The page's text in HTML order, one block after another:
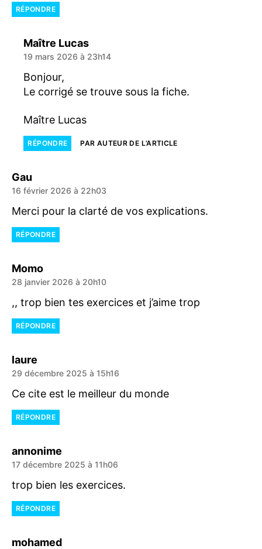
RÉPONDRE
Maître Lucasdit :
19 mars 2026 à 23h14
Bonjour,
Le corrigé se trouve sous la fiche.
Maître Lucas
RÉPONDRE PAR AUTEUR DE L’ARTICLE
Gau
16 février 2026 à 22h03
Merci pour la clarté de vos explications.
RÉPONDRE
Momodit :
28 janvier 2026 à 20h10
,, trop bien tes exercices et j’aime trop
RÉPONDRE
laure
29 décembre 2025 à 15h16
Ce cite est le meilleur du monde
RÉPONDRE
annonime
17 décembre 2025 à 11h06
trop bien les exercices.
RÉPONDRE
mohameddit :